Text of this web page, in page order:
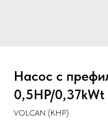
Насос с
0,5HP/
VOLCAN (KHP)